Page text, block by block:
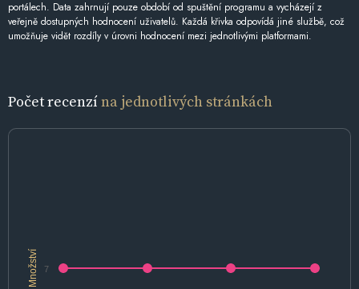
portálech. Data zahrnují pouze období od spuštění programu a vycházejí z
veřejně dostupných hodnocení uživatelů. Každá křivka odpovídá jiné službě, což
umožňuje vidět rozdíly v úrovni hodnocení mezi jednotlivými platformami.
Počet recenzína jednotlivých stránkách
Množství 7